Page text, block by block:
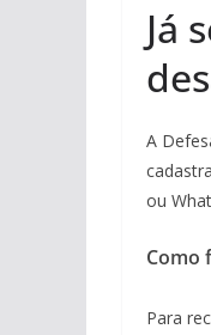
Já
A
ou
Como
Para